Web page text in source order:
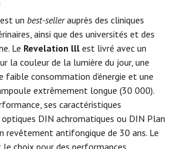
est un best-sellerauprès des cliniques
ainsi que des universités et des
Le Revelation lll est livré avec un
la couleur de la lumière du jour, une
faible consommation d’énergie et une
extrêmement longue (30 000).
ses caractéristiques
DIN achromatiques ou DIN Plan
revêtement antifongique de 30 ans. Le